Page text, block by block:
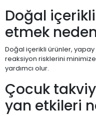
Doğal
etmek
Doğal içerikli ürünler,
reaksiyon risklerini
yardımcı olur.
Çocuk
yan etkileri